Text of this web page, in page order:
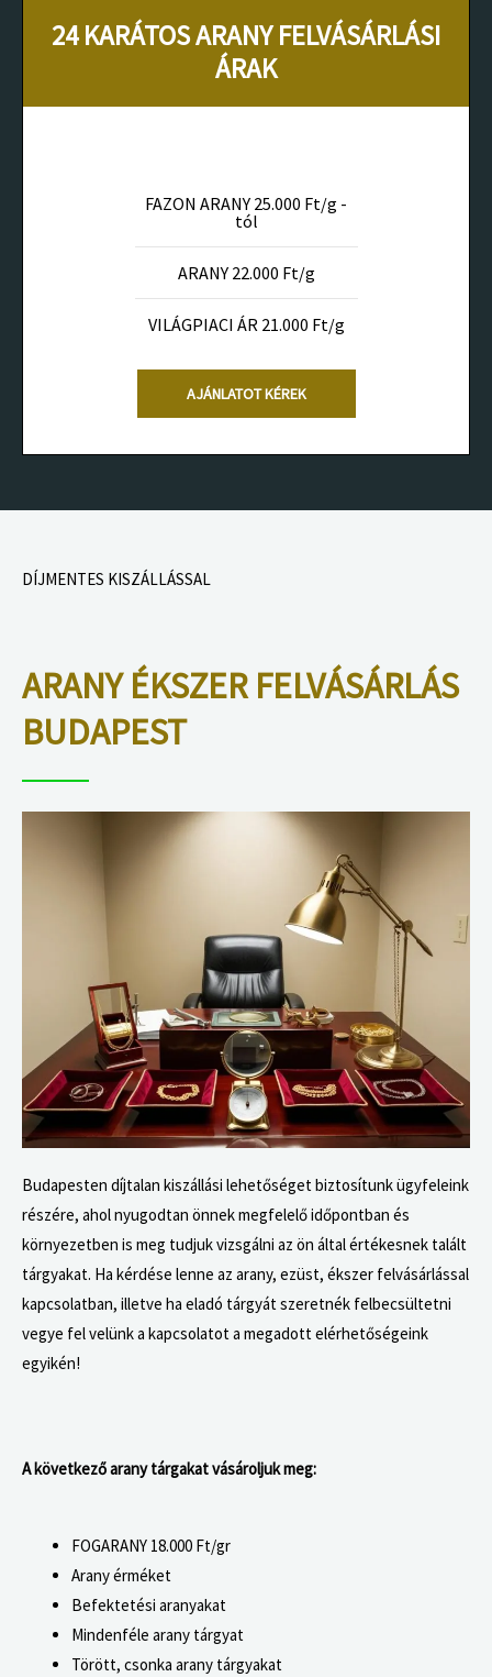
24 KARÁTOS ARANY FELVÁSÁRLÁSI
ÁRAK
FAZON ARANY 25.000 Ft/g -
tól
ARANY 22.000 Ft/g
VILÁGPIACI ÁR 21.000 Ft/g
AJÁNLATOT KÉREK
DÍJMENTES KISZÁLLÁSSAL
ARANY ÉKSZER FELVÁSÁRLÁS
BUDAPEST
Budapesten díjtalan kiszállási lehetőséget biztosítunk ügyfeleink
részére, ahol nyugodtan önnek megfelelő időpontban és
környezetben is meg tudjuk vizsgálni az ön által értékesnek talált
tárgyakat. Ha kérdése lenne az arany, ezüst, ékszer felvásárlással
kapcsolatban, illetve ha eladó tárgyát szeretnék felbecsültetni
vegye fel velünk a kapcsolatot a megadott elérhetőségeink
egyikén!
A következő arany tárgakat vásároljuk meg:
FOGARANY 18.000 Ft/gr
Arany érméket
Befektetési aranyakat
Mindenféle arany tárgyat
Törött, csonka arany tárgyakat